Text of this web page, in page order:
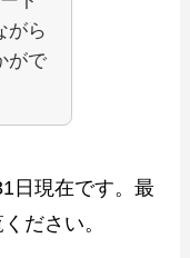
がら
がで
日現在です。最
ださい。